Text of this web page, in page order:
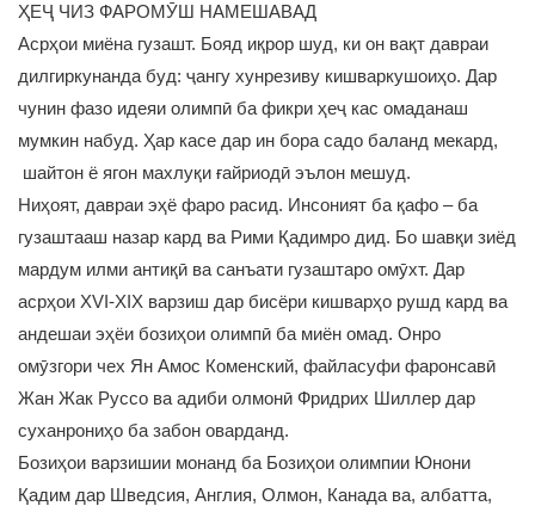
ҲЕҶ ЧИЗ ФАРОМӮШ НАМЕШАВАД
Асрҳои миёна гузашт. Бояд иқрор шуд, ки он вақт давраи
дилгиркунанда буд: ҷангу хунрезиву кишваркушоиҳо. Дар
чунин фазо идеяи олимпӣ ба фикри ҳеҷ кас омаданаш
мумкин набуд. Ҳар касе дар ин бора садо баланд мекард,
шайтон ё ягон махлуқи ғайриодӣ эълон мешуд.
Ниҳоят, давраи эҳё фаро расид. Инсоният ба қафо – ба
гузаштааш назар кард ва Рими Қадимро дид. Бо шавқи зиёд
мардум илми антиқӣ ва санъати гузаштаро омӯхт. Дар
асрҳои XVI-XIX варзиш дар бисёри кишварҳо рушд кард ва
андешаи эҳёи бозиҳои олимпӣ ба миён омад. Онро
омӯзгори чех Ян Амос Коменский, файласуфи фаронсавӣ
Жан Жак Руссо ва адиби олмонӣ Фридрих Шиллер дар
суханрониҳо ба забон оварданд.
Бозиҳои варзишии монанд ба Бозиҳои олимпии Юнони
Қадим дар Шведсия, Англия, Олмон, Канада ва, албатта,